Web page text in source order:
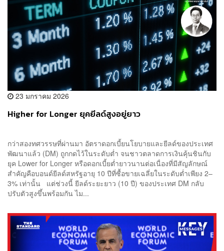
23 มกราคม 2026
Higher for Longer ยุคยีลด์สูงอยู่ยาว
กว่าสองทศวรรษที่ผ่านมา อัตราดอกเบี้ยนโยบายและยีลด์ของประเทศ
พัฒนาแล้ว (DM) ถูกกดไว้ในระดับต่ำ จนชาวตลาดการเงินคุ้นชินกับ
ยุค Lower for Longer หรือดอกเบี้ยต่ำยาวนานต่อเนื่องที่มีสัญลักษณ์
สำคัญคือบอนด์ยีลด์สหรัฐอายุ 10 ปีที่ซื้อขายเฉลี่ยในระดับต่ำเพียง 2–
3% เท่านั้น แต่ช่วงนี้ ยีลด์ระยะยาว (10 ปี) ของประเทศ DM กลับ
ปรับตัวสูงขึ้นพร้อมกัน ไม...